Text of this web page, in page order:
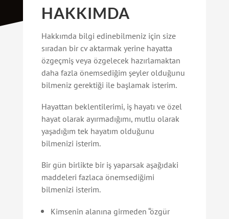
HAKKIMDA
Hakkımda bilgi edinebilmeniz için size
sıradan bir cv aktarmak yerine hayatta
özgeçmiş veya özgelecek hazırlamaktan
daha fazla önemsediğim şeyler olduğunu
bilmeniz gerektiği ile başlamak isterim.
Hayattan beklentilerimi, iş hayatı ve özel
hayat olarak ayırmadığımı, mutlu olarak
yaşadığım tek hayatım olduğunu
bilmenizi isterim.
Bir gün birlikte bir iş yaparsak aşağıdaki
maddeleri fazlaca önemsediğimi
bilmenizi isterim.
Kimsenin alanına girmeden “özgür